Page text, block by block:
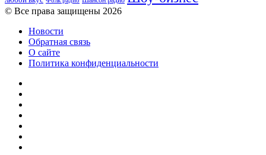
© Все права защищены 2026
Новости
Обратная связь
О сайте
Политика конфиденциальности